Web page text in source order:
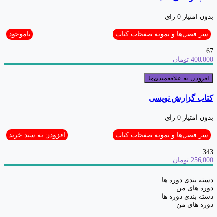
بدون امتیاز 0 رای
سر فصل‌ها و نمونه صفحات کتاب ناموجود
67
400,000 تومان
افزودن به علاقه‌مندی‌ها
کتاب گزارش نویسی
بدون امتیاز 0 رای
سر فصل‌ها و نمونه صفحات کتاب افزودن به سبد خرید
343
256,000 تومان
دسته بندی دوره ها
دوره های من
دسته بندی دوره ها
دوره های من